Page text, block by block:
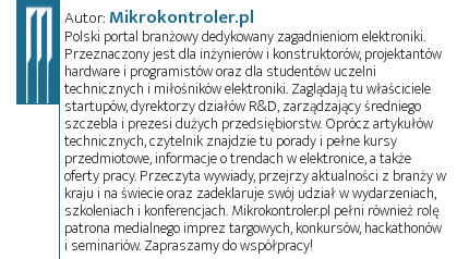
Autor:Mikrokontroler.pl
Polski portal branżowy dedykowany zagadnieniom elektroniki.
Przeznaczony jest dla inżynierów i konstruktorów, projektantów
hardware i programistów oraz dla studentów uczelni
technicznych i miłośników elektroniki. Zaglądają tu właściciele
startupów, dyrektorzy działów R&D, zarządzający średniego
szczebla i prezesi dużych przedsiębiorstw. Oprócz artykułów
technicznych, czytelnik znajdzie tu porady i pełne kursy
przedmiotowe, informacje o trendach w elektronice, a także
oferty pracy. Przeczyta wywiady, przejrzy aktualności z branży w
kraju i na świecie oraz zadeklaruje swój udział w wydarzeniach,
szkoleniach i konferencjach. Mikrokontroler.pl pełni również rolę
patrona medialnego imprez targowych, konkursów, hackathonów
i seminariów. Zapraszamy do współpracy!